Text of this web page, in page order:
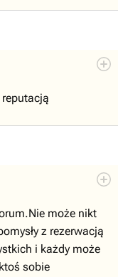
może nikt
z rezerwacją
i każdy może
sobie